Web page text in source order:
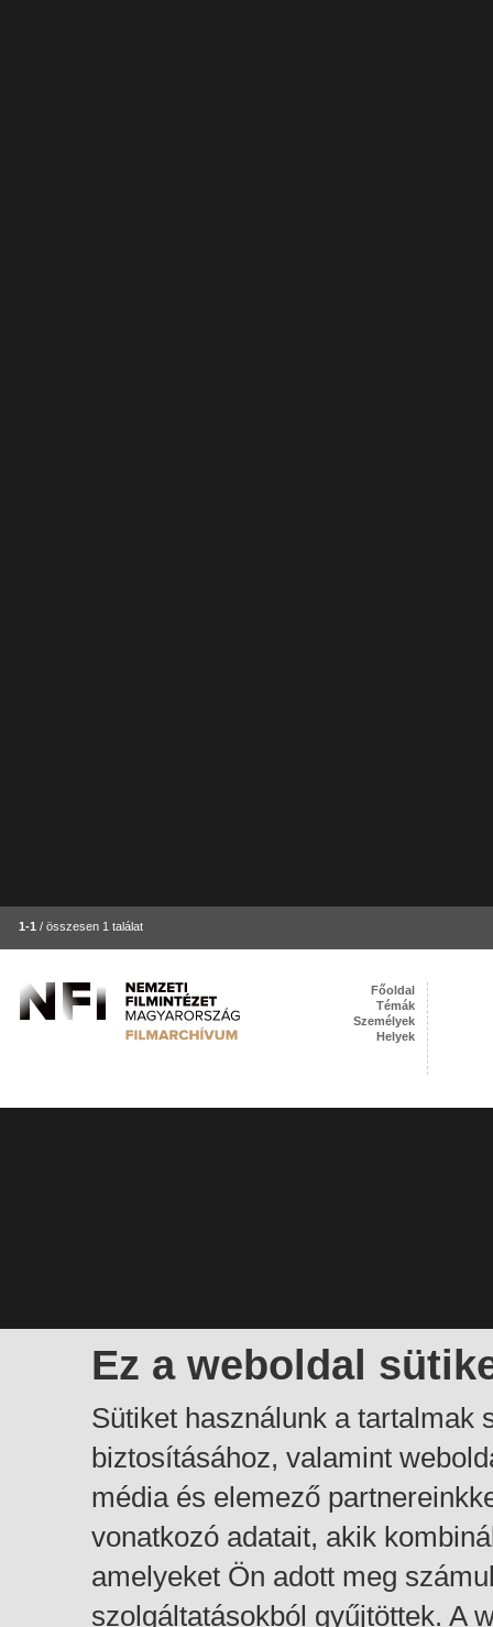
1-1 / összesen 1 találat
Ez a weboldal
Sütiket használunk a tartalmak
biztosításához, valamint
média és elemező
vonatkozó adatait, akik
amelyeket Ön adott meg
szolgáltatásokból gyűjtöttek. A
Főoldal
Témák
Személyek
Helyek